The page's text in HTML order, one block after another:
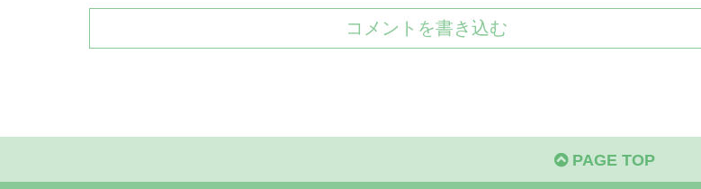
コメントを書き込む
PAGE TOP